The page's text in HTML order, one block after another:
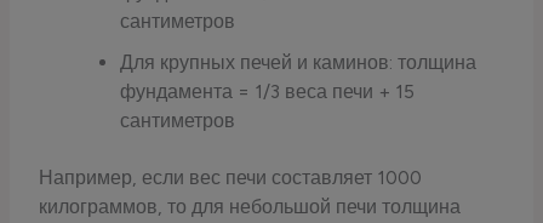
сантиметров
Для крупных печей и каминов: толщина
фундамента = 1/3 веса печи + 15
сантиметров
Например, если вес печи составляет 1000
килограммов, то для небольшой печи толщина